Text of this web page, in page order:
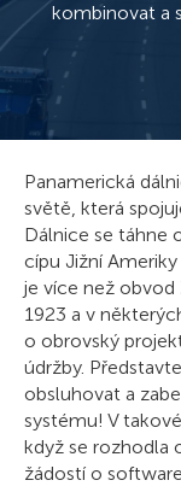
kombinovat a
Panamerická
světě, která
Dálnice se táhne
cípu Jižní
je více než obvod
1923 a v
o obrovský
údržby.
obsluhovat a
systému! V
když se rozhodla
žádostí o